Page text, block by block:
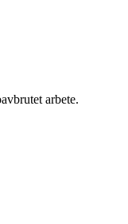
arbete.